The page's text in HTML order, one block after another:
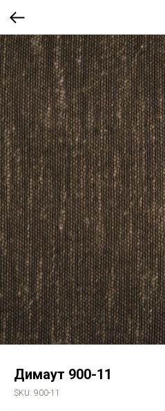
Димаут 900-11
SKU: 900-11